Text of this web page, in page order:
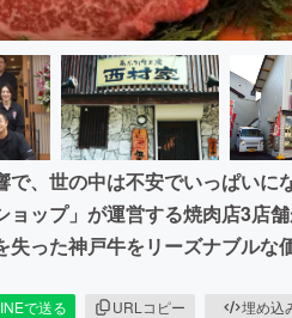
、世の中は不安でいっぱいに
ップ」が運営する焼肉店3店
失った神戸牛をリーズナブルな
で送る URLコピー 埋め込